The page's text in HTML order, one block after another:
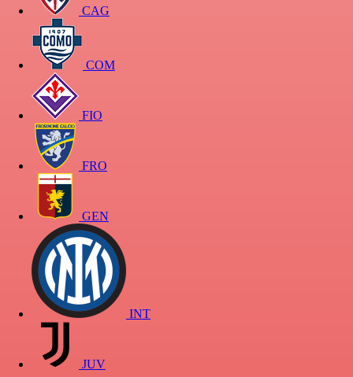
CAG
COM
FIO
FRO
GEN
INT
JUV